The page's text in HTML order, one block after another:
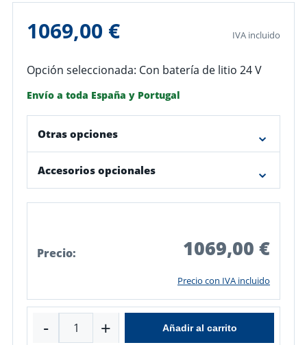
1069,00 € IVA incluido
Opción seleccionada: Con batería de litio 24 V
Envío a toda España y Portugal
Otras opciones
Accesorios opcionales
Precio: 1069,00 €
Precio con IVA incluido
- + Añadir al carrito